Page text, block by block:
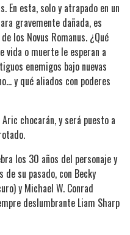
En esta, solo y atrapado en un
gravemente dañada, es
los Novus Romanus. ¿Qué
vida o muerte le esperan a
enemigos bajo nuevas
y qué aliados con poderes
chocarán, y será puesto a
los 30 años del personaje y
su pasado, con Becky
y Michael W. Conrad
deslumbrante Liam Sharp